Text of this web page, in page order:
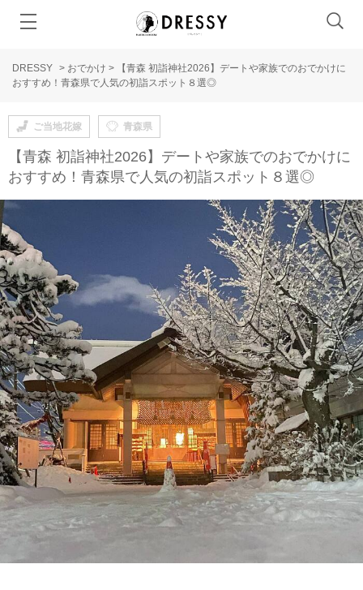
DRESSY > おでかけ >
【青森 初詣神社2026】デートや家族でのおでかけに
おすすめ！青森県で人気の初詣スポット８選◎
ご当地花嫁 青森県
【青森 初詣神社2026】デートや家族でのおでかけに
おすすめ！青森県で人気の初詣スポット８選◎